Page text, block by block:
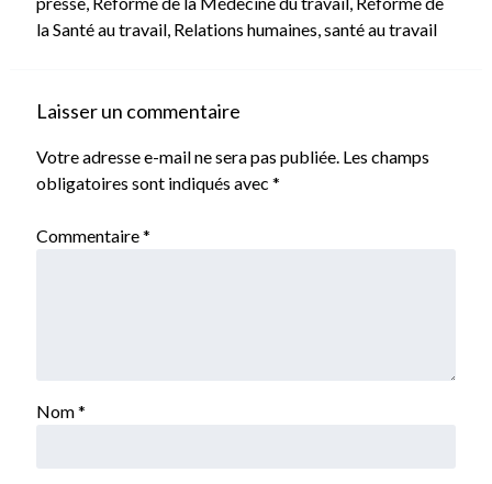
la Santé au travail, Relations humaines santé au travail
Laisser un commentaire
Votre adresse e-mail ne sera pas publiée. Les champs
obligatoires sont indiqués avec *
Commentaire*
Nom*